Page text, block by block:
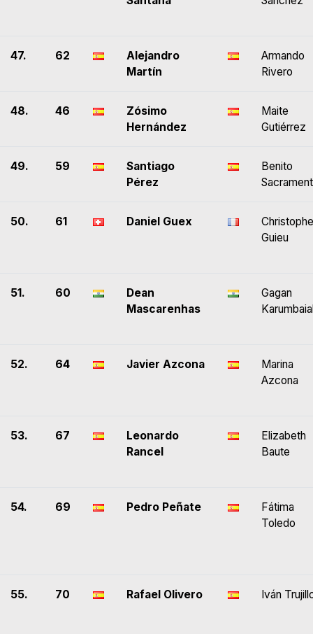
47. 62
Alejandro
Martín
Armando
Rivero
48. 46
Zósimo
Hernández
Maite
Gutiérrez
49. 59
Santiago
Pérez
Benito
50. 61 Daniel Guex
Guieu
51. 60
Dean
Mascarenhas
Gagan
52. 64 Javier Azcona
Marina
Azcona
53. 67
Leonardo
Rancel
Elizabeth
Baute
54. 69 Pedro Peñate
Fátima
Toledo
55. 70 Rafael Olivero Iván